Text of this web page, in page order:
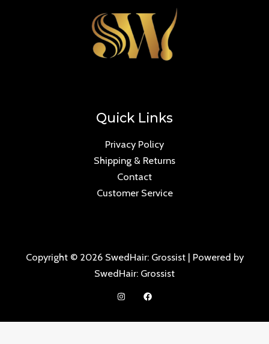
Quick Links
Privacy Policy
Shipping & Returns
Contact
Customer Service
Copyright © 2026 SwedHair: Grossist | Powered by
SwedHair: Grossist